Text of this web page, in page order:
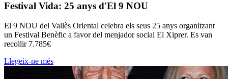
Festival Vida: 25 anys d'El 9 NOU
El 9 NOU del Vallès Oriental celebra els seus 25 anys organitzant
un Festival Benèfic a favor del menjador social El Xiprer. Es van
recollir 7.785€
Llegeix-ne més